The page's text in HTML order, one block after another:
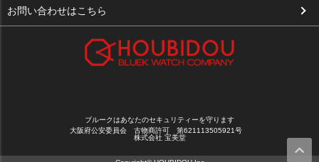
お客様の声
お気に入り
会社概要
お問い合わせはこちら
ブルークはあなたのセキュリティーを守ります
大阪府公安委員会 古物商許可 第621113505921号
株式会社 宝美堂